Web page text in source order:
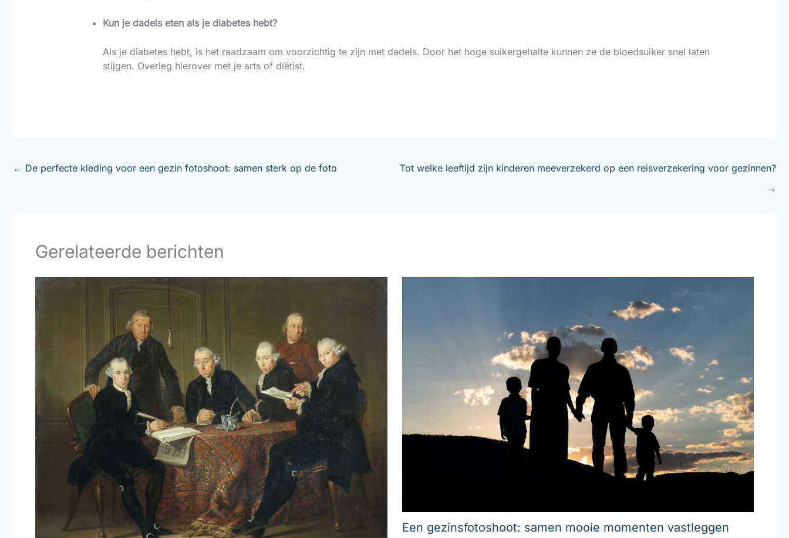
Kun je dadels eten als je diabetes hebt?
Als je diabetes hebt, is het raadzaam om voorzichtig te zijn met dadels. Door het hoge suikergehalte kunnen ze de bloedsuiker snel laten
stijgen. Overleg hierover met je arts of diëtist.
← De perfecte kleding voor een gezin fotoshoot: samen sterk op de foto
Tot welke leeftijd zijn kinderen meeverzekerd op een reisverzekering voor gezinnen?
→
Gerelateerde berichten
Een gezinsfotoshoot: samen mooie momenten vastleggen